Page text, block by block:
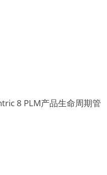
8 PLM产品生命周期管